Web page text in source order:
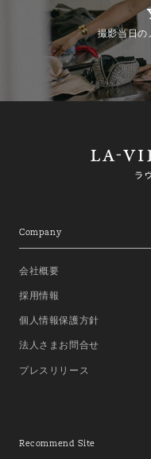
撮影当日の
Company
会社概要
採用情報
個人情報保護方針
法人さまお問合せ
プレスリリース
Recommend Site